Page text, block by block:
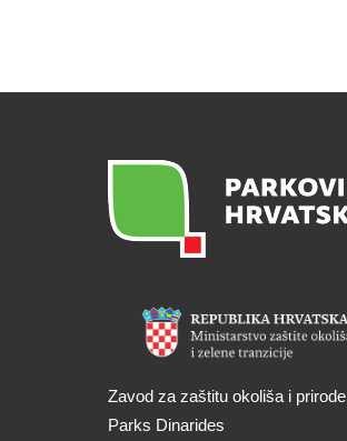
Zavod za zaštitu okoliša i prirode
Parks Dinarides